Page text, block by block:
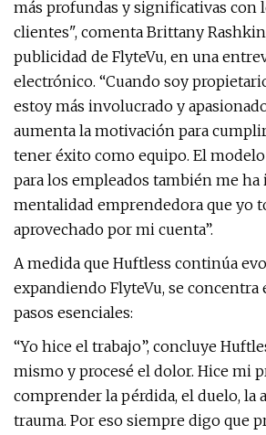
más profundas y significativas con
clientes", comenta Brittany
publicidad de FlyteVu, en una
electrónico. “Cuando soy
estoy más involucrado y
aumenta la motivación para
tener éxito como equipo. El
para los empleados también me ha
mentalidad emprendedora que yo
aprovechado por mi cuenta”.
A medida que Huftless continúa
expandiendo FlyteVu, se concentra
pasos esenciales:
“Yo hice el trabajo”, concluye
mismo y procesé el dolor. Hice mi
comprender la pérdida, el duelo, la
trauma. Por eso siempre digo que